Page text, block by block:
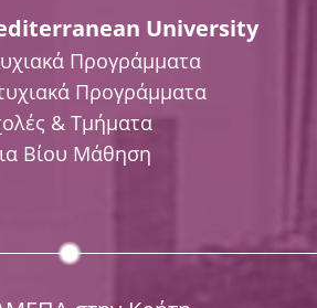
University
Προγράμματα
Προγράμματα
& Τμήματα
Βίου Μάθηση